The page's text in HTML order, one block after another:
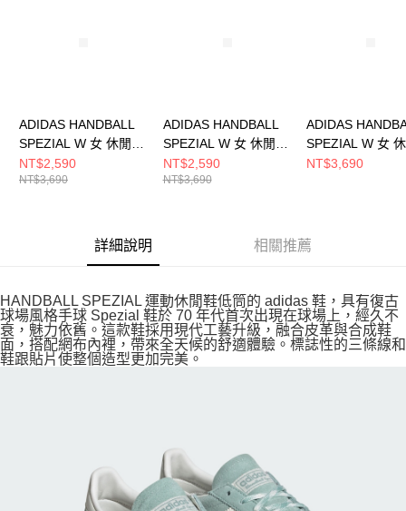
ADIDAS HANDBALL
SPEZIAL W 女 休閒鞋
IH1510
NT$2,590
NT$3,690
ADIDAS HANDBALL
SPEZIAL W 女 休閒鞋
JP8726
NT$2,590
NT$3,690
ADIDAS
SPEZIAL W 女
IH1513
NT$3,690
詳細說明 相關推薦
HANDBALL SPEZIAL 運動休閒鞋低筒的 adidas 鞋，具有復古
球場風格手球 Spezial 鞋於 70 年代首次出現在球場上，經久不
衰，魅力依舊。這款鞋採用現代工藝升級，融合皮革與合成鞋
面，搭配網布內裡，帶來全天候的舒適體驗。標誌性的三條線和
鞋跟貼片使整個造型更加完美。